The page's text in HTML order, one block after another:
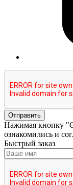
Отправить
Нажимая кнопку
ознакомились и
Быстрый заказ